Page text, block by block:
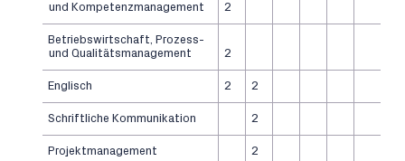
und Kompetenzmanagement
2
Betriebswirtschaft, Prozess-
und Qualitätsmanagement
2
Englisch 2 2
Schriftliche Kommunikation 2
Projektmanagement 2